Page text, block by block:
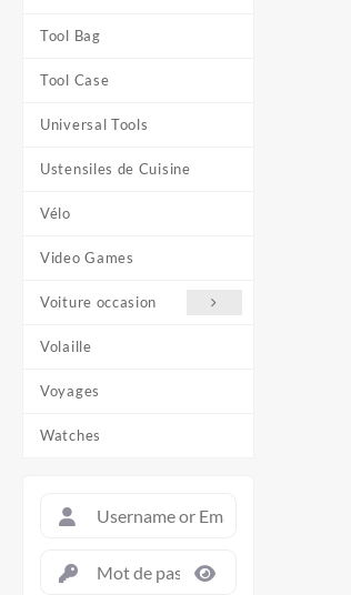
Tool Bag
Tool Case
Universal Tools
Ustensiles de Cuisine
Vélo
Video Games
Voiture occasion
Volaille
Voyages
Watches